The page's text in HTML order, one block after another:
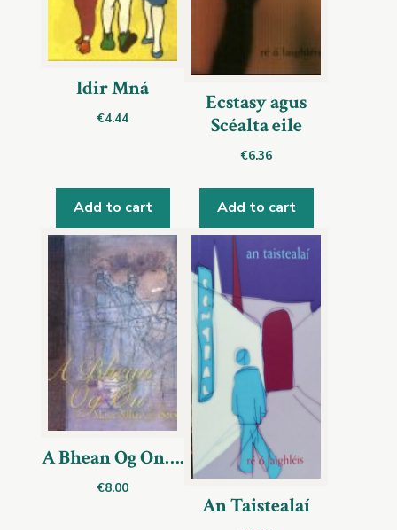
Idir Mná
€4.44
Add to cart
Ecstasy agus
Scéalta eile
€6.36
Add to cart
A Bhean Og On….
€8.00
An Taistealaí